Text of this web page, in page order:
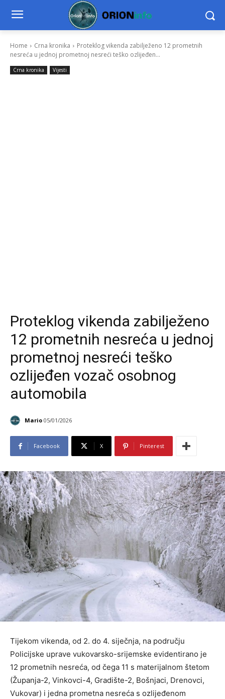
Home Crna kronika
Proteklog vikenda zabilježeno 12 prometnih
nesreća u jednoj prometnoj nesreći teško ozlijeđen...
Crna kronika Vijesti
Proteklog vikenda zabilježeno
12 prometnih nesreća u jednoj
prometnoj nesreći teško
ozlijeđen vozač osobnog
automobila
Mario 05/01/2026
Facebook X Pinterest
Tijekom vikenda, od 2. do 4. siječnja, na području
Policijske uprave vukovarsko-srijemske evidentirano je
12 prometnih nesreća, od čega 11 s materijalnom štetom
(Županja-2, Vinkovci-4, Gradište-2, Bošnjaci, Drenovci,
Vukovar) i jedna prometna nesreća s ozlijeđenom